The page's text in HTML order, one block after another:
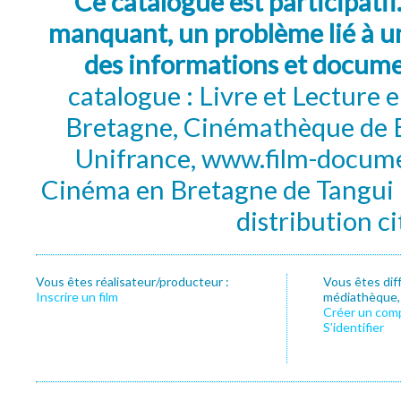
manquant, un problème lié à
des informations et
catalogue : Livre et Lecture
Bretagne, Cinémathèque de
Unifrance, www.film-
Cinéma en Bretagne de
distribution
Vous êtes réalisateur/producteur :
Inscrire un film
Vous êtes
Créer un
S’identifier